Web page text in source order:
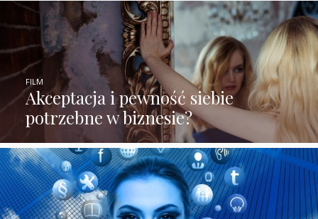
Akceptacja i pewność siebie
potrzebne w biznesie?
FILM